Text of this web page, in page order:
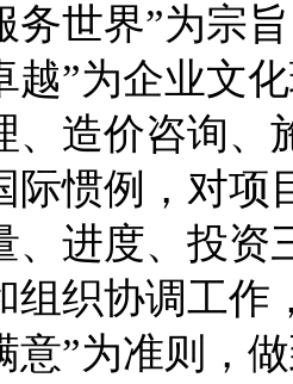
务世界”为宗
越”为企业文
、造价咨询、
际惯例，对项
、进度、投资
组织协调工作
意”为准则，